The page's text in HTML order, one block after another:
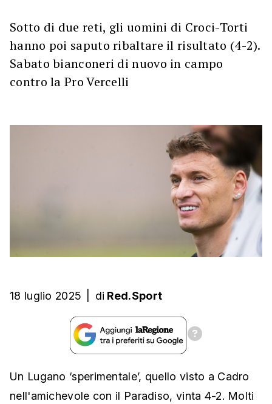
Sotto di due reti, gli uomini di Croci-Torti
hanno poi saputo ribaltare il risultato (4-2).
Sabato bianconeri di nuovo in campo
contro la Pro Vercelli
18 luglio 2025 di Red.Sport
Un Lugano ‘sperimentale’, quello visto a Cadro
nell'amichevole con il Paradiso, vinta 4-2. Molti